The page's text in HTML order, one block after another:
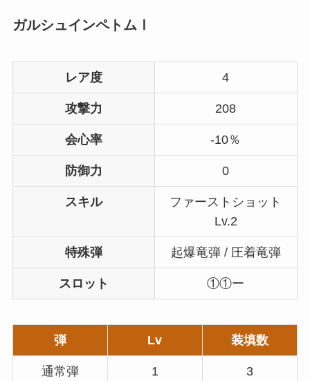
ガルシュインペトムⅠ
レア度 4
攻撃力 208
会心率 -10％
防御力 0
スキル
ファーストショット
Lv.2
特殊弾 起爆竜弾 / 圧着竜弾
スロット ①①ー
弾 Lv 装填数
通常弾 1 3